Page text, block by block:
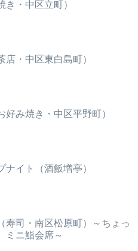
き・中区立町）
店・中区東白島町）
好み焼き・中区平野町）
ナイト（酒飯増亭）
寿司・南区松原町）～ちょっ
ニ鮨会席～